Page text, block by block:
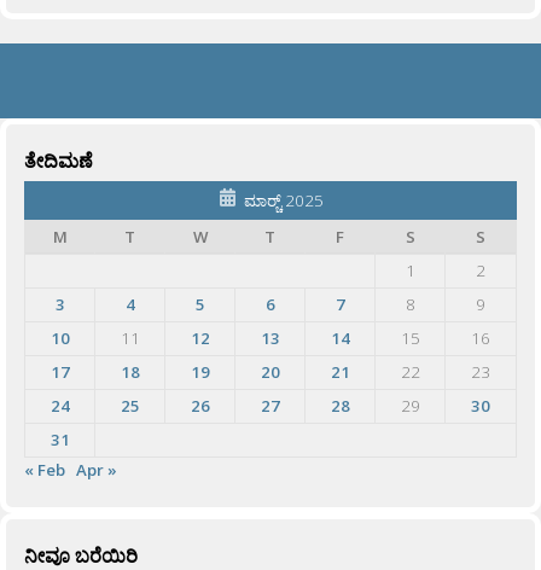
ತೇದಿಮಣೆ
ಮಾರ್‍ಚ್ 2025
M
T W T F S
S
1
2
3
4 5 6 7 8
9
10
11 12 13 14 15
16
17
18 19 20 21 22
23
24
25 26 27 28 29
30
31
« Feb Apr »
ನೀವೂ ಬರೆಯಿರಿ